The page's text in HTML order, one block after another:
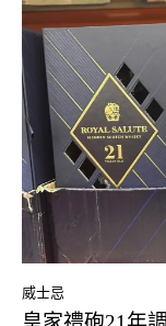
威士忌